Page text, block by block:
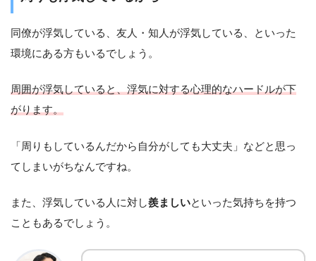
同僚が浮気している、友人・知人が浮気している、といった
環境にある方もいるでしょう。
周囲が浮気していると、浮気に対する心理的なハードルが下
がります。
「周りもしているんだから自分がしても大丈夫」などと思っ
てしまいがちなんですね。
また、浮気している人に対し羨ましいといった気持ちを持つ
こともあるでしょう。